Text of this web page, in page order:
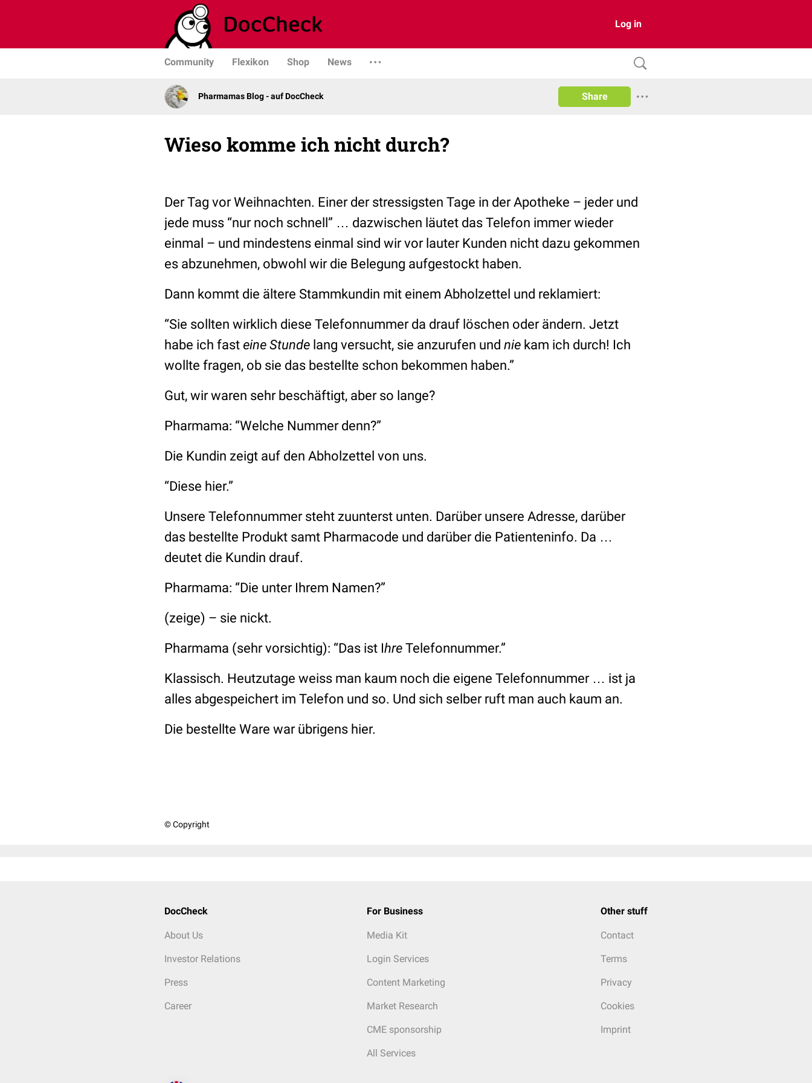
Log in
Community Flexikon Shop News
Pharmamas Blog - auf DocCheck Share
Wieso komme ich nicht durch?
Der Tag vor Weihnachten. Einer der stressigsten Tage in der Apotheke – jeder und
jede muss “nur noch schnell” … dazwischen läutet das Telefon immer wieder
einmal – und mindestens einmal sind wir vor lauter Kunden nicht dazu gekommen
es abzunehmen, obwohl wir die Belegung aufgestockt haben.
Dann kommt die ältere Stammkundin mit einem Abholzettel und reklamiert:
“Sie sollten wirklich diese Telefonnummer da drauf löschen oder ändern. Jetzt
habe ich fast eine Stunde lang versucht, sie anzurufen und nie kam ich durch! Ich
wollte fragen, ob sie das bestellte schon bekommen haben.”
Gut, wir waren sehr beschäftigt, aber so lange?
Pharmama: “Welche Nummer denn?”
Die Kundin zeigt auf den Abholzettel von uns.
“Diese hier.”
Unsere Telefonnummer steht zuunterst unten. Darüber unsere Adresse, darüber
das bestellte Produkt samt Pharmacode und darüber die Patienteninfo. Da …
deutet die Kundin drauf.
Pharmama: “Die unter Ihrem Namen?”
(zeige) – sie nickt.
Pharmama (sehr vorsichtig): “Das ist Ihre Telefonnummer.”
Klassisch. Heutzutage weiss man kaum noch die eigene Telefonnummer … ist ja
alles abgespeichert im Telefon und so. Und sich selber ruft man auch kaum an.
Die bestellte Ware war übrigens hier.
© Copyright
DocCheck
About Us
Investor Relations
Press
Career
For Business
Media Kit
Login Services
Content Marketing
Market Research
CME sponsorship
All Services
Other stuff
Contact
Terms
Privacy
Cookies
Imprint